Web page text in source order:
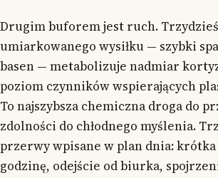
Drugim buforem jest ruch.
umiarkowanego wysiłku — szybki
basen — metabolizuje nadmiar
poziom czynników wspierających
To najszybsza chemiczna droga do
zdolności do chłodnego myślenia.
przerwy wpisane w plan dnia: krótka
godzinę, odejście od biurka,